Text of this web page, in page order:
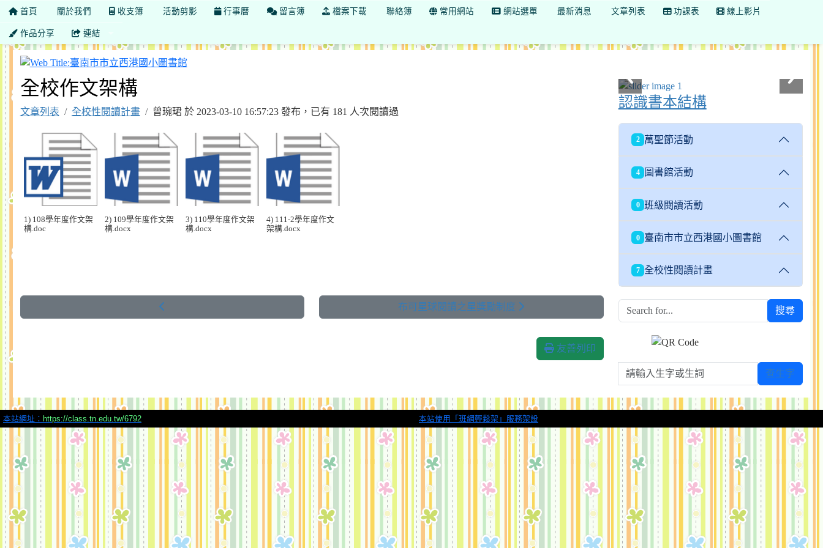
首頁 關於我們 收支簿 活動剪影 行事曆 留言簿 檔案下載 聯絡簿 常用網站 網站選單 最新消息 文章列表 功課表 線上影片
作品分享 連結
臺南市市立西港國小圖書館
全校作文架構
文章列表 全校性閱讀計畫 曾琬珺 於 2023-03-10 16:57:23 發布，已有 181 人次閱讀過
1) 108學年度作文架
構.doc
2) 109學年度作文架
構.docx
3) 110學年度作文架
構.docx
4) 111-2學年度作文
架構.docx
布可星球閱讀之星獎勵制度
友善列印
認識書本結構
2 萬聖節活動
4 圖書館活動
0 班級閱讀活動
0 臺南市市立西港國小圖書館
7 全校性閱讀計畫
搜尋
請輸入生字或生詞 查生字
本站網址： https://class.tn.edu.tw/6792 本站使用「班網輕鬆架」服務架設